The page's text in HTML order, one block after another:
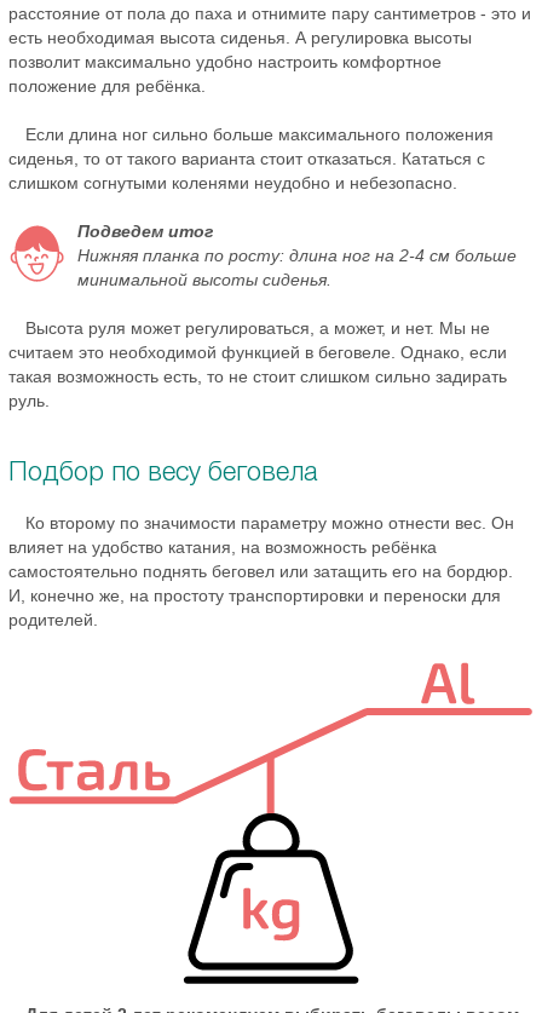
расстояние от пола до паха и отнимите пару сантиметров - это и
есть необходимая высота сиденья. А регулировка высоты
позволит максимально удобно настроить комфортное
положение для ребёнка.
Если длина ног сильно больше максимального положения
сиденья, то от такого варианта стоит отказаться. Кататься с
слишком согнутыми коленями неудобно и небезопасно.
Подведем итог
Нижняя планка по росту: длина ног на 2-4 см больше
минимальной высоты сиденья.
Высота руля может регулироваться, а может, и нет. Мы не
считаем это необходимой функцией в беговеле. Однако, если
такая возможность есть, то не стоит слишком сильно задирать
руль.
Подбор по весу беговела
Ко второму по значимости параметру можно отнести вес. Он
влияет на удобство катания, на возможность ребёнка
самостоятельно поднять беговел или затащить его на бордюр.
И, конечно же, на простоту транспортировки и переноски для
родителей.